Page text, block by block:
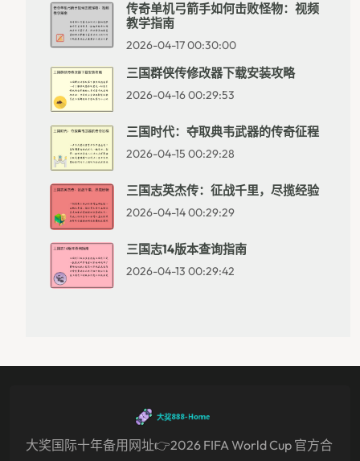
传奇单机弓箭手如何击败怪物：视频
教学指南
2026-04-17 00:30:00
三国群侠传修改器下载安装攻略
2026-04-16 00:29:53
三国时代：夺取典韦武器的传奇征程
2026-04-15 00:29:28
三国志英杰传：征战千里，尽揽经验
2026-04-14 00:29:29
三国志14版本查询指南
2026-04-13 00:29:42
大奖国际十年备用网址👉2026 FIFA World Cup 官方合